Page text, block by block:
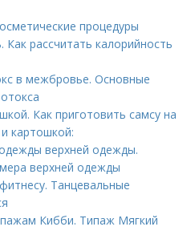
процедуры
рассчитать калорийность
в межбровье. Основные
Как приготовить самсу на
картошкой:
верхней одежды.
верхней одежды
Танцевальные
Кибби. Типаж Мягкий